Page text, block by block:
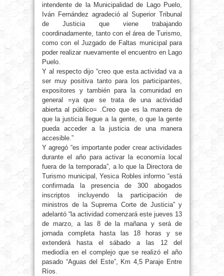
intendente de la Municipalidad de Lago Puelo,
Iván Fernández agradeció al Superior Tribunal
de Justicia que viene trabajando
coordinadamente, tanto con el área de Turismo,
como con el Juzgado de Faltas municipal para
poder realizar nuevamente el encuentro en Lago
Puelo.
Y al respecto dijo “creo que esta actividad va a
ser muy positiva tanto para los participantes,
expositores y también para la comunidad en
general =ya que se trata de una actividad
abierta al público= .Creo que es la manera de
que la justicia llegue a la gente, o que la gente
pueda acceder a la justicia de una manera
accesible.”
Y agregó “es importante poder crear actividades
durante el año para activar la economía local
fuera de la temporada”, a lo que la Directora de
Turismo municipal, Yesica Robles informo “está
confirmada la presencia de 300 abogados
inscriptos incluyendo la participación de
ministros de la Suprema Corte de Justicia” y
adelantó “la actividad comenzará este jueves 13
de marzo, a las 8 de la mañana y será de
jornada completa hasta las 18 horas y se
extenderá hasta el sábado a las 12 del
mediodía en el complejo que se realizó el año
pasado “Aguas del Este”, Km 4,5 Paraje Entre
Ríos.